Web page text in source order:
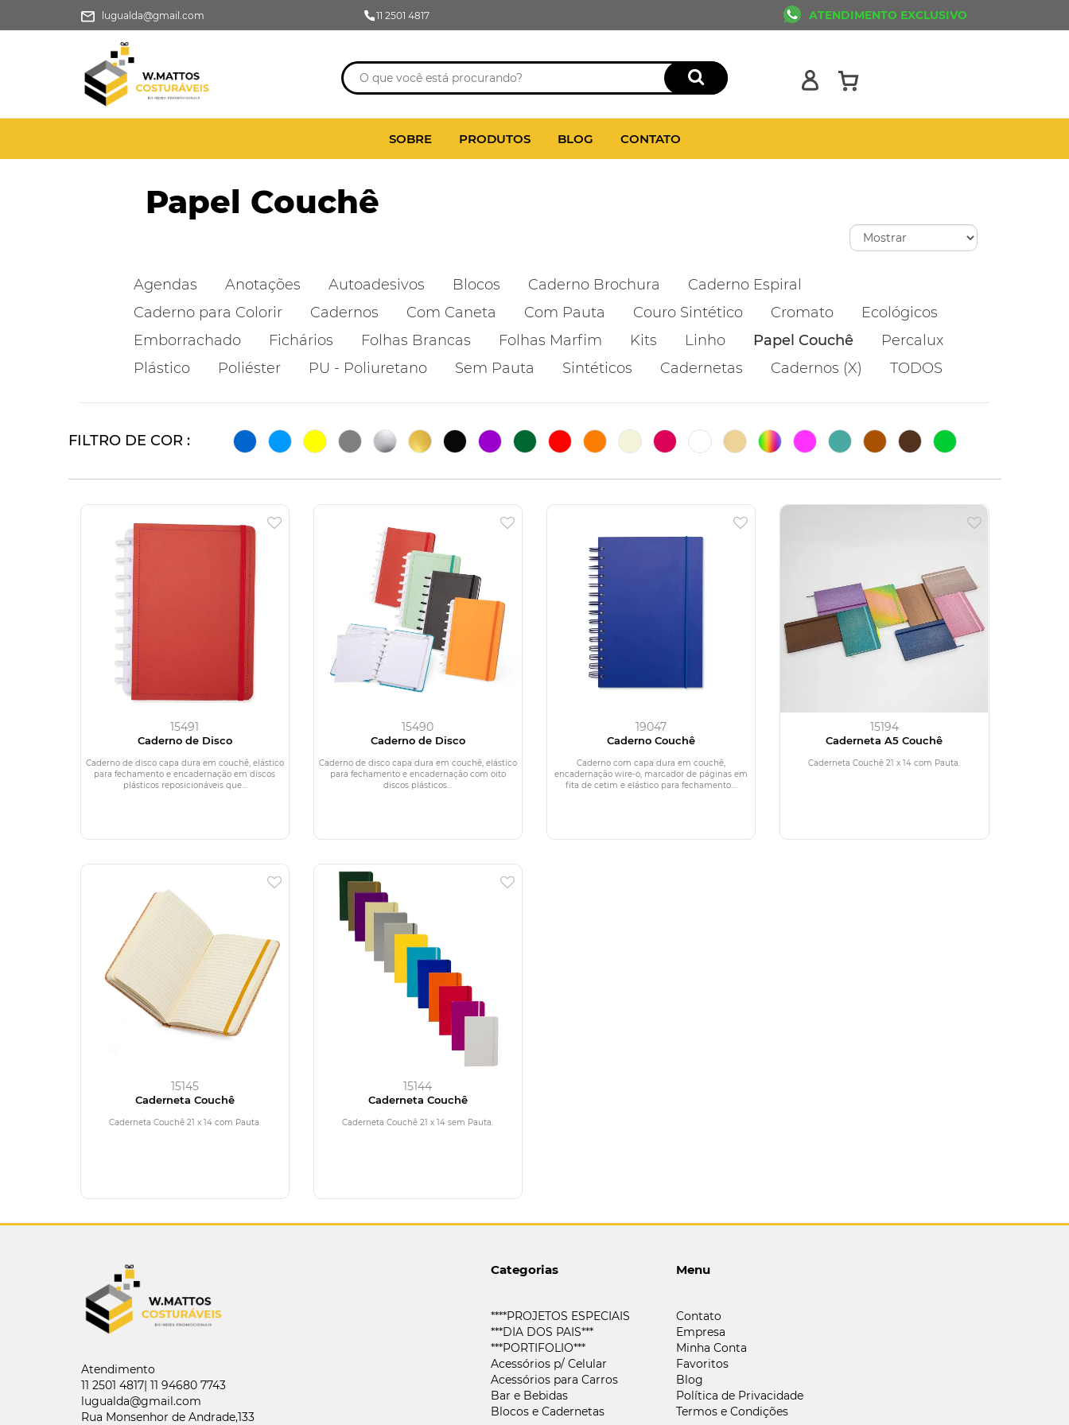
lugualda@gmail.com 11 2501 4817 ATENDIMENTO EXCLUSIVO
SOBRE PRODUTOS BLOG CONTATO
Papel Couchê
Agendas Anotações Autoadesivos Blocos Caderno Brochura
Caderno Espiral
Caderno para Colorir
Cadernos Com Caneta Com Pauta Couro Sintético Cromato
Ecológicos
Emborrachado
Fichários Folhas Brancas Folhas Marfim Kits Linho Papel Couchê
Percalux
Plástico
Poliéster PU - Poliuretano Sem Pauta Sintéticos Cadernetas Cadernos (X) TODOS
FILTRO DE COR :
15491
Caderno de Disco
Caderno de disco capa dura em couchê, elástico
para fechamento e encadernação em discos
plásticos reposicionáveis que...
15490
Caderno de Disco
Caderno de disco capa dura em couchê, elástico
para fechamento e encadernação com oito
discos plásticos...
19047
Caderno Couchê
Caderno com capa dura em couchê,
encadernação wire-o, marcador de páginas em
fita de cetim e elástico para fechamento....
15194
Caderneta A5 Couchê
Caderneta Couchê 21 x 14 com Pauta.
15145
Caderneta Couchê
Caderneta Couchê 21 x 14 com Pauta.
15144
Caderneta Couchê
Caderneta Couchê 21 x 14 sem Pauta.
Atendimento
11 2501 4817| 11 94680 7743
lugualda@gmail.com
Rua Monsenhor de Andrade,133
Categorias
****PROJETOS ESPECIAIS
***DIA DOS PAIS***
***PORTIFOLIO***
Acessórios p/ Celular
Acessórios para Carros
Bar e Bebidas
Blocos e Cadernetas
Menu
Contato
Empresa
Minha Conta
Favoritos
Blog
Política de Privacidade
Termos e Condições